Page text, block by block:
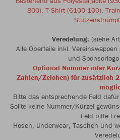
800), T-Shirt (6100-100),
Veredelung: (siehe
Alle Oberteile inkl.
und
Optional Nummer oder
Zahlen/Zeichen) für zusätzlich
Bitte das entsprechende Feld
Sollte keine Nummer/Kürzel
Feld bitte
Hosen, Underwear, Taschen und